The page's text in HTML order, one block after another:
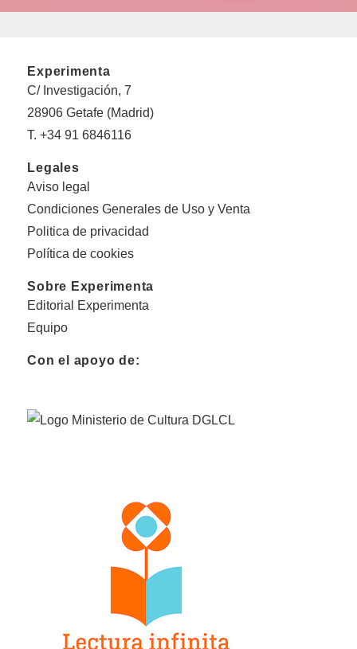
Experimenta
C/ Investigación, 7
28906 Getafe (Madrid)
T. +34 91 6846116
Legales
Aviso legal
Condiciones Generales de Uso y Venta
Politica de privacidad
Política de cookies
Sobre Experimenta
Editorial Experimenta
Equipo
Con el apoyo de: